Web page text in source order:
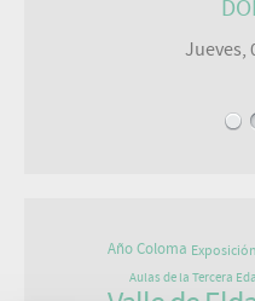
Jueves,
Año Coloma Exposición
Aulas de la Tercera